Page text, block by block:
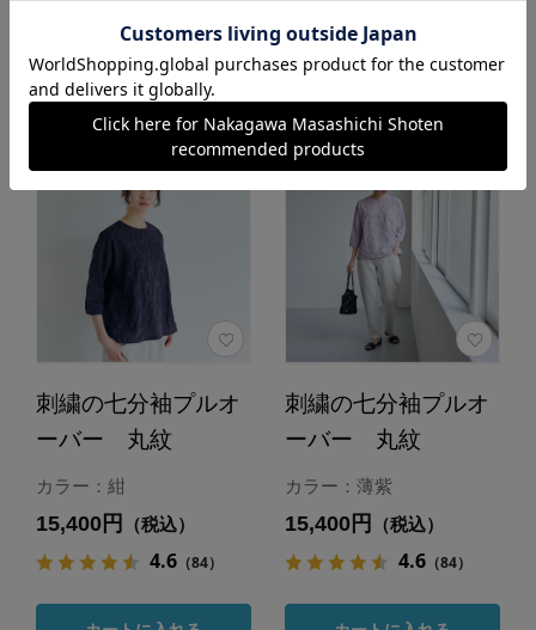
あとで買う あとで買う
刺繍の七分袖プルオ
ーバー 丸紋
カラー：紺
15,400円 （税込）
4.6（84）
刺繍の七分袖プルオ
ーバー 丸紋
カラー：薄紫
15,400円 （税込）
4.6（84）